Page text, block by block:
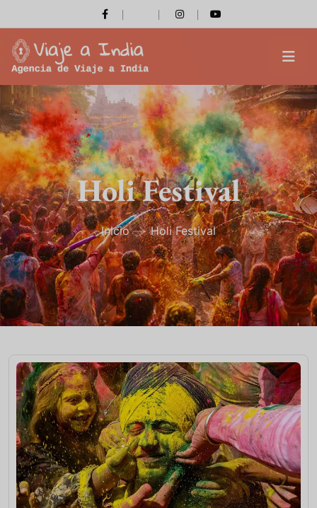
Holi Festival
Inicio Holi Festival